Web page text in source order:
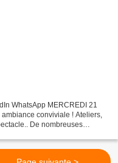
WhatsApp MERCREDI 21
conviviale ! Ateliers,
De nombreuses